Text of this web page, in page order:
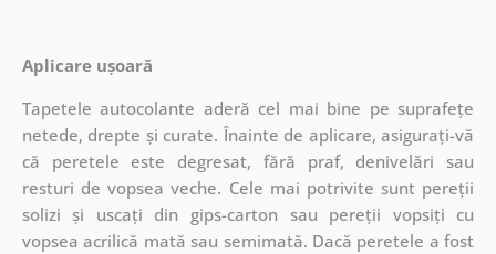
Aplicare ușoară
Tapetele autocolante aderă cel mai bine pe suprafețe
netede, drepte și curate. Înainte de aplicare, asigurați-vă
că peretele este degresat, fără praf, denivelări sau
resturi de vopsea veche. Cele mai potrivite sunt pereții
solizi și uscați din gips-carton sau pereții vopsiți cu
vopsea acrilică mată sau semimată. Dacă peretele a fost